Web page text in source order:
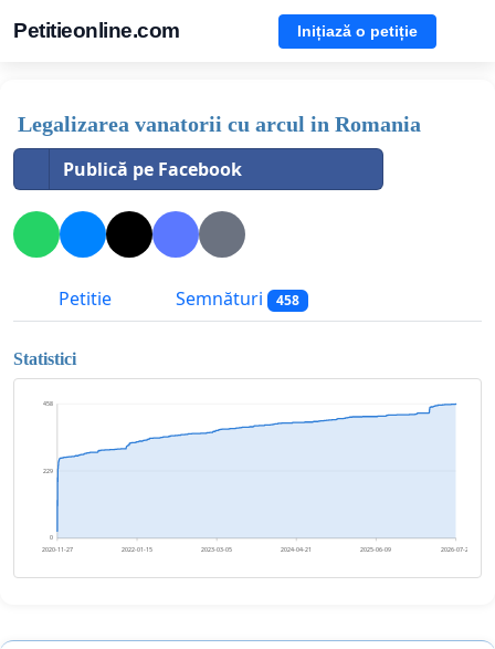
Petitieonline.com Inițiază o petiție
Legalizarea vanatorii cu arcul in Romania
Publică pe Facebook
Petitie Semnături 458
Statistici
0
229
458
2020-11-27 2022-01-15 2023-03-05 2024-04-21 2025-06-09 2026-07-28